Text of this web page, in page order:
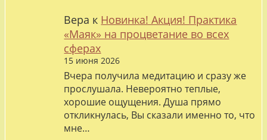
Вера к Новинка! Акция! Практика
«Маяк» на процветание во всех
сферах
15 июня 2026
Вчера получила медитацию и сразу же
прослушала. Невероятно теплые,
хорошие ощущения. Душа прямо
откликнулась, Вы сказали именно то, что
мне…